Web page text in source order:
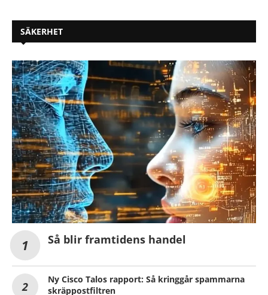
SÄKERHET
Så blir framtidens handel
Ny Cisco Talos rapport: Så kringgår spammarna
skräppostfiltren